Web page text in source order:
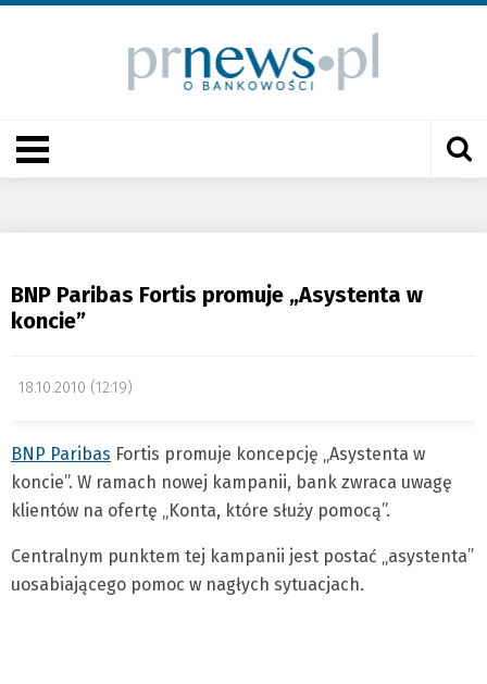
BNP Paribas Fortis promuje „Asystenta w
koncie”
18.10.2010 (12:19)
BNP Paribas Fortis promuje koncepcję „Asystenta w
koncie”. W ramach nowej kampanii, bank zwraca uwagę
klientów na ofertę „Konta, które służy pomocą”.
Centralnym punktem tej kampanii jest postać „asystenta”
uosabiającego pomoc w nagłych sytuacjach.